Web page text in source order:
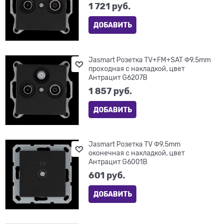
1 721 руб.
ДОБАВИТЬ
Jasmart Розетка TV+FM+SAT Φ9.5mm
проходная с накладкой, цвет
Антрацит G6207B
1 857 руб.
ДОБАВИТЬ
Jasmart Розетка TV Φ9.5mm
оконечная с накладкой, цвет
Антрацит G6001B
601 руб.
ДОБАВИТЬ